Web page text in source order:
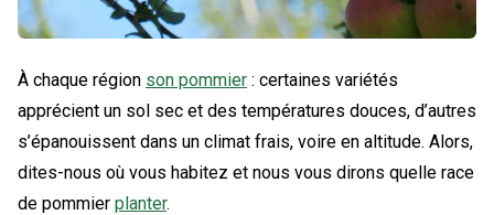
À chaque région son pommier : certaines variétés
apprécient un sol sec et des températures douces, d’autres
s’épanouissent dans un climat frais, voire en altitude. Alors,
dites-nous où vous habitez et nous vous dirons quelle race
de pommier planter.